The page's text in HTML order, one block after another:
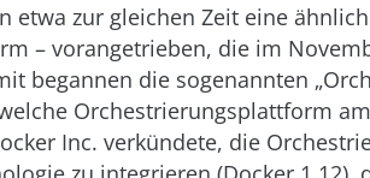
etwa zur gleichen Zeit eine
– vorangetrieben, die im
begannen die sogenannten
Orchestrierungsplattform
Inc. verkündete, die